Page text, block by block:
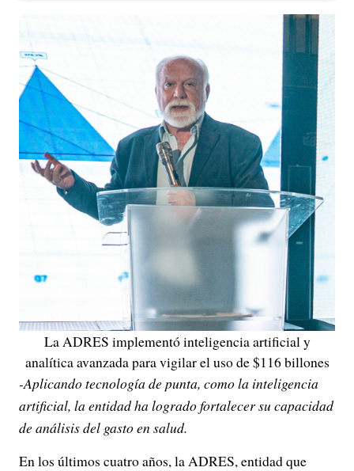
La ADRES implementó inteligencia artificial y
analítica avanzada para vigilar el uso de $116 billones
-Aplicando tecnología de punta, como la inteligencia
artificial, la entidad ha logrado fortalecer su capacidad
de análisis del gasto en salud.
En los últimos cuatro años, la ADRES, entidad que